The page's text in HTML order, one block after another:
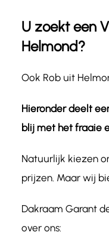
U zoekt een
Helmond?
Ook Rob uit
Hieronder deelt
blij met het fraaie
Natuurlijk kiezen
prijzen. Maar wij
Dakraam Garant
over ons: